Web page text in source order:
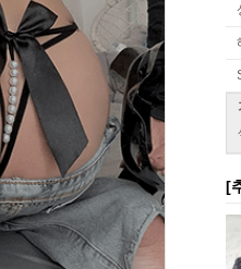
[